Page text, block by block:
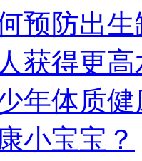
预防出生
获得更
年体质
小宝宝？